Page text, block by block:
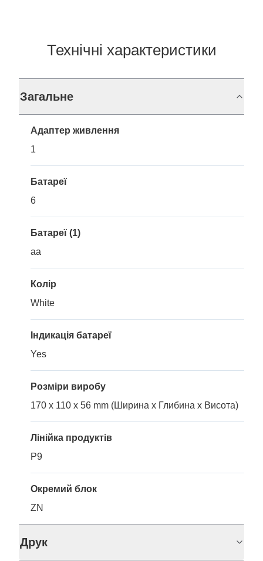
Технічні характеристики
Загальне
Адаптер живлення
1
Батареї
6
Батареї (1)
aa
Колір
White
Індикація батареї
Yes
Розміри виробу
170 x 110 x 56 mm (Ширина x Глибина x Висота)
Лінійка продуктів
P9
Окремий блок
ZN
Друк